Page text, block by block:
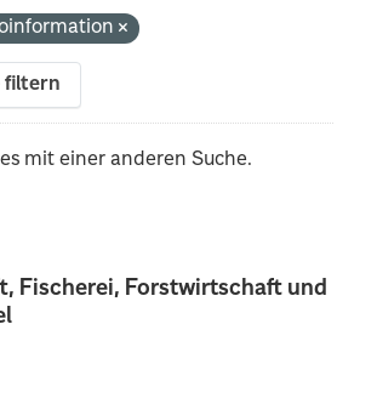
Fischerei, Forstwirtschaft und
filtern
mit einer anderen Suche.